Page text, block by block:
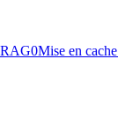
0Mise en